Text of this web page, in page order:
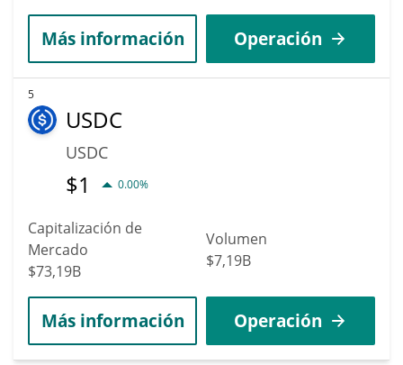
Más información Operación
5
USDC
USDC
$1 0.00%
Capitalización de
Mercado
$73,19B
Volumen
$7,19B
Más información Operación